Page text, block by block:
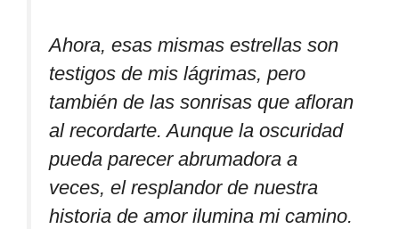
Ahora, esas mismas estrellas son
testigos de mis lágrimas, pero
también de las sonrisas que afloran
al recordarte. Aunque la oscuridad
pueda parecer abrumadora a
veces, el resplandor de nuestra
historia de amor ilumina mi camino.